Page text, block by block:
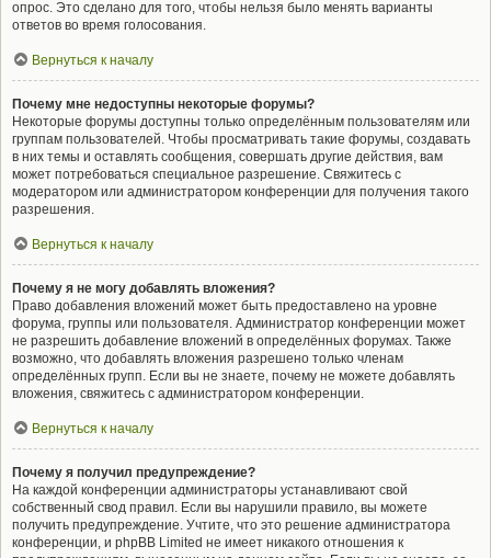
опрос. Это сделано для того, чтобы нельзя было менять варианты
ответов во время голосования.
Вернуться к началу
Почему мне недоступны некоторые форумы?
Некоторые форумы доступны только определённым пользователям или
группам пользователей. Чтобы просматривать такие форумы, создавать
в них темы и оставлять сообщения, совершать другие действия, вам
может потребоваться специальное разрешение. Свяжитесь с
модератором или администратором конференции для получения такого
разрешения.
Вернуться к началу
Почему я не могу добавлять вложения?
Право добавления вложений может быть предоставлено на уровне
форума, группы или пользователя. Администратор конференции может
не разрешить добавление вложений в определённых форумах. Также
возможно, что добавлять вложения разрешено только членам
определённых групп. Если вы не знаете, почему не можете добавлять
вложения, свяжитесь с администратором конференции.
Вернуться к началу
Почему я получил предупреждение?
На каждой конференции администраторы устанавливают свой
собственный свод правил. Если вы нарушили правило, вы можете
получить предупреждение. Учтите, что это решение администратора
конференции, и phpBB Limited не имеет никакого отношения к